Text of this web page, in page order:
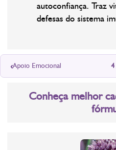
autoconfiança. Traz
defesas do sistema
‹Apoio Emocional 4
Conheça melhor